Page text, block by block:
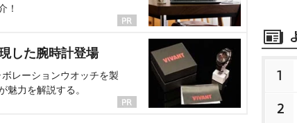
！
した腕時計登場
レーションウオッチを製
魅力を解説する。
1
2